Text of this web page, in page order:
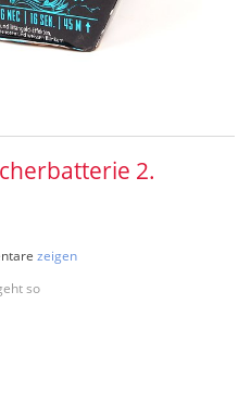
2.
so
zeigen